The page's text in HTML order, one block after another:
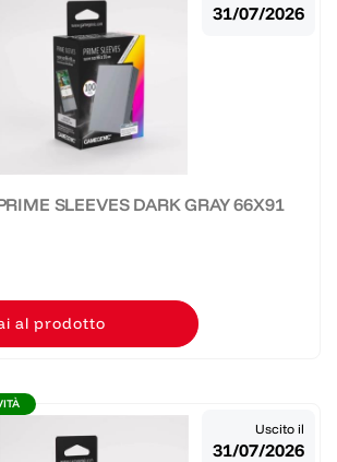
SLEEVES DARK GRAY 66X91
al prodotto
31/07/2026
Uscito il
31/07/2026